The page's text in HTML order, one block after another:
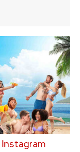
Instagram